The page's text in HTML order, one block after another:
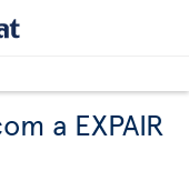
a EXPAIR